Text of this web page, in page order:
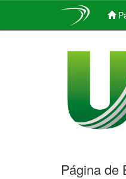
Página de